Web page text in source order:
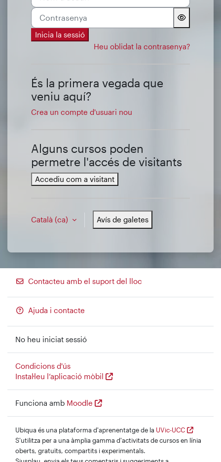
Contrasenya
Inicia la sessió
Heu oblidat la contrasenya?
És la primera vegada que
veniu aquí?
Crea un compte d'usuari nou
Alguns cursos poden
permetre l'accés de visitants
Accediu com a visitant
Català ‎(ca)‎ Avís de galetes
Contacteu amb el suport del lloc
Ajuda i contacte
No heu iniciat sessió
Condicions d'ús
Instal·leu l’aplicació mòbil
Funciona amb Moodle
Ubiqua és una plataforma d'aprenentatge de la UVic-UCC
S'utilitza per a una àmplia gamma d'activitats de cursos en línia
oberts, gratuïts, compartits i experimentals.